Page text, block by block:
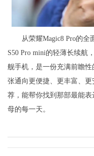
从荣耀Magic8 Pro的
S50 Pro mini的轻薄长续航
舰手机，是一份充满前瞻
张通向更便捷、更丰富、
荐，能帮你找到那部最能
母的每一天。